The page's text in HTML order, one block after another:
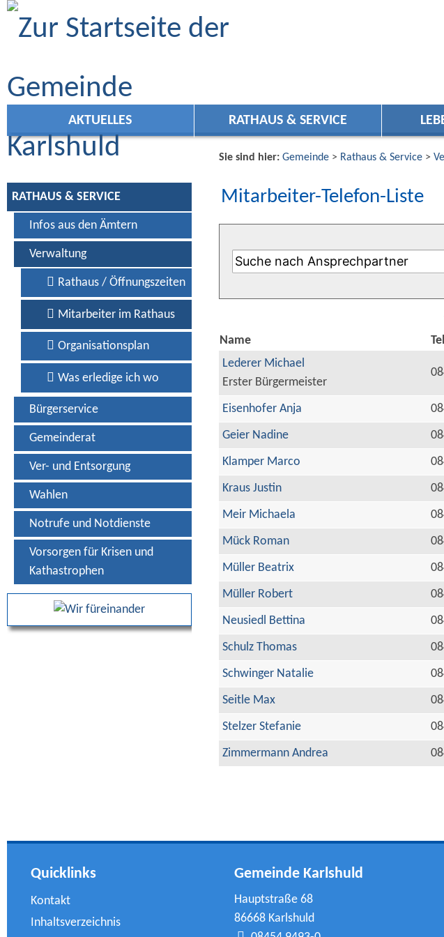
Zum Inhalt
AKTUELLES RATHAUS & SERVICE
RATHAUS & SERVICE
Infos aus den Ämtern
Verwaltung
Rathaus / Öffnungszeiten
Mitarbeiter im Rathaus
Organisationsplan
Was erledige ich wo
Bürgerservice
Gemeinderat
Ver- und Entsorgung
Wahlen
Notrufe und Notdienste
Vorsorgen für Krisen und
Kathastrophen
Sie sind hier: Gemeinde> Rathaus & Service>
Mitarbeiter-Telefon-Liste
Name
Lederer Michael
Erster Bürgermeister
Eisenhofer Anja
Geier Nadine
Klamper Marco
Kraus Justin
Meir Michaela
Mück Roman
Müller Beatrix
Müller Robert
Neusiedl Bettina
Schulz Thomas
Schwinger Natalie
Seitle Max
Stelzer Stefanie
Zimmermann Andrea
Quicklinks
Kontakt
Inhaltsverzeichnis
Gemeinde Karlshuld
Hauptstraße 68
86668 Karlshuld